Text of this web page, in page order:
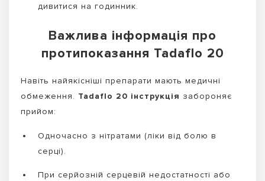
дивитися на годинник.
Важлива інформація про
протипоказання Tadaflo 20
Навіть найякісніші препарати мають медичні
обмеження. Tadaflo 20 інструкція забороняє
прийом:
Одночасно з нітратами (ліки від болю в
серці).
При серйозній серцевій недостатності або